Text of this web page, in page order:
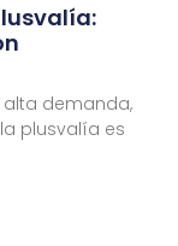
demanda,
plusvalía es